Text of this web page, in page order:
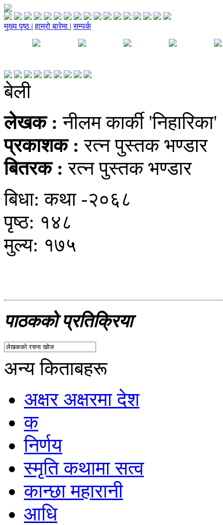
मुख्य पृष्ठ |हाम्रो बारेमा |सम्पर्क
बेली
लेखक :नीलम कार्की 'निहारिका'
प्रकाशक :रत्न पुस्तक भण्डार
बितरक :रत्न पुस्तक भण्डार
बिधा: कथा -२०६८
पृष्‍ठ: १४८
मुल्य: १७५
पाठकको प्रतिक्रिया
अन्य किताबहरू
अक्षर अक्षरमा देश
क
निर्णय
स्मृति कथामा सत्व
कान्छा महारानी
आधि